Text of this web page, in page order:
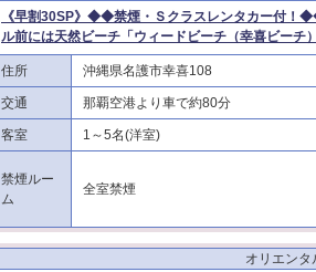
《早割30SP》◆◆禁煙・Ｓクラスレンタカー付！
ル前には天然ビーチ「ウィードビーチ（幸喜ビー
住所 沖縄県名護市幸喜108
交通 那覇空港より車で約80分
客室 1～5名(洋室)
禁煙ルー
ム
全室禁煙
オリエンタ